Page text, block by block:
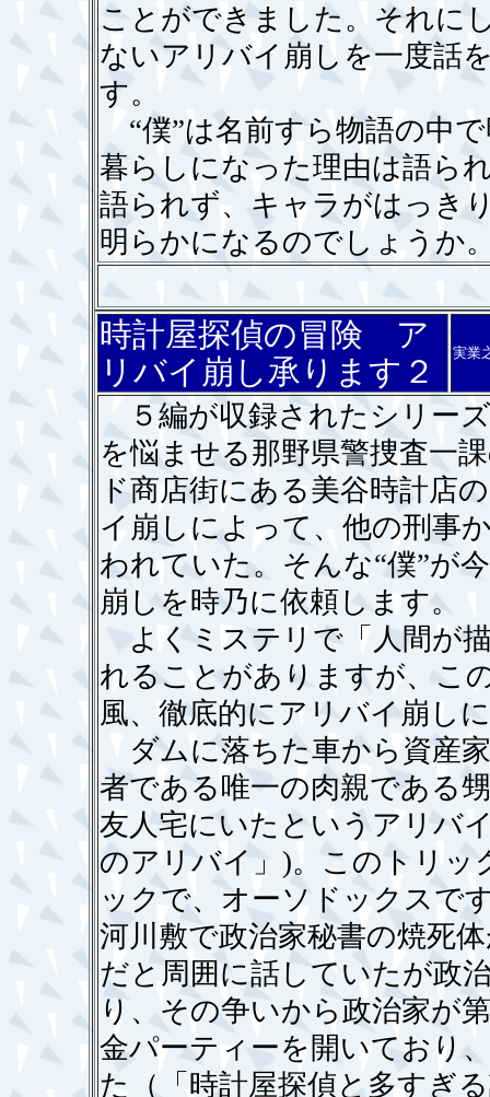
ことができました。それに
ないアリバイ崩しを一度話
す。
“僕”は名前すら物語の中
暮らしになった理由は語ら
語られず、キャラがはっき
明らかになるのでしょうか
時計屋探偵の冒険 ア
リバイ崩し承ります２
実業
５編が収録されたシリー
を悩ませる那野県警捜査一
ド商店街にある美谷時計店
イ崩しによって、他の刑事
われていた。そんな“僕”が
崩しを時乃に依頼します。
よくミステリで「人間が
れることがありますが、こ
風、徹底的にアリバイ崩し
ダムに落ちた車から資産
者である唯一の肉親である
友人宅にいたというアリバ
のアリバイ」)。このトリ
ックで、オーソドックスで
河川敷で政治家秘書の焼死
だと周囲に話していたが政
り、その争いから政治家が
金パーティーを開いており
た（「時計屋探偵と多すぎ